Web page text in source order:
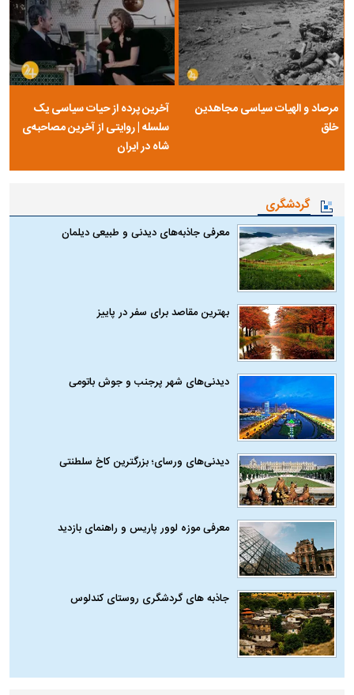
مرصاد و الهیات سیاسی مجاهدین
خلق
آخرین پرده از حیات سیاسی یک
سلسله | روایتی از آخرین مصاحبه‌ی
شاه در ایران
گردشگری
معرفی جاذبه‌های دیدنی و طبیعی دیلمان
بهترین مقاصد برای سفر در پاییز
دیدنی‌های شهر پرجنب و جوش باتومی
دیدنی‌های ورسای؛ بزرگترین کاخ سلطنتی
معرفی موزه لوور پاریس و راهنمای بازدید
جاذبه های گردشگری روستای کندلوس